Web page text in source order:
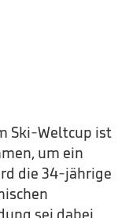
Ski-Weltcup ist
um ein
die 34-jährige
sei dabei